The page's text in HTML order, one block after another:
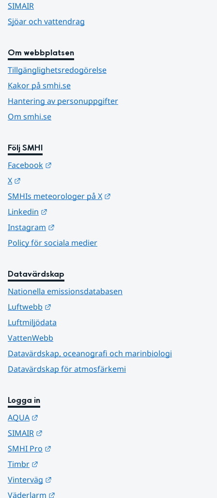
SIMAIR
Sjöar och vattendrag
Om webbplatsen
Tillgänglighetsredogörelse
Kakor på smhi.se
Hantering av personuppgifter
Om smhi.se
Följ SMHI
Facebook
X
SMHIs meteorologer på X
Linkedin
Instagram
Policy för sociala medier
Datavärdskap
Nationella emissionsdatabasen
Luftwebb
Luftmiljödata
VattenWebb
Datavärdskap, oceanografi och marinbiologi
Datavärdskap för atmosfärkemi
Logga in
AQUA
SIMAIR
SMHI Pro
Timbr
Vinterväg
Väderlarm